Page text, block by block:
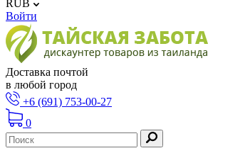
RUB
Войти
Доставка почтой
в любой город
+6 (691) 753-00-27
0